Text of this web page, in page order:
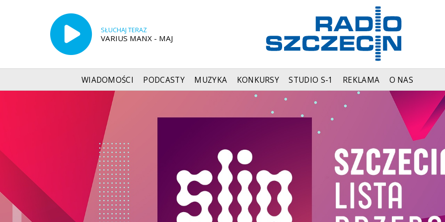
SŁUCHAJ TERAZ
VARIUS MANX - MAJ
WIADOMOŚCI PODCASTY MUZYKA KONKURSY STUDIO S-1 REKLAMA O NAS